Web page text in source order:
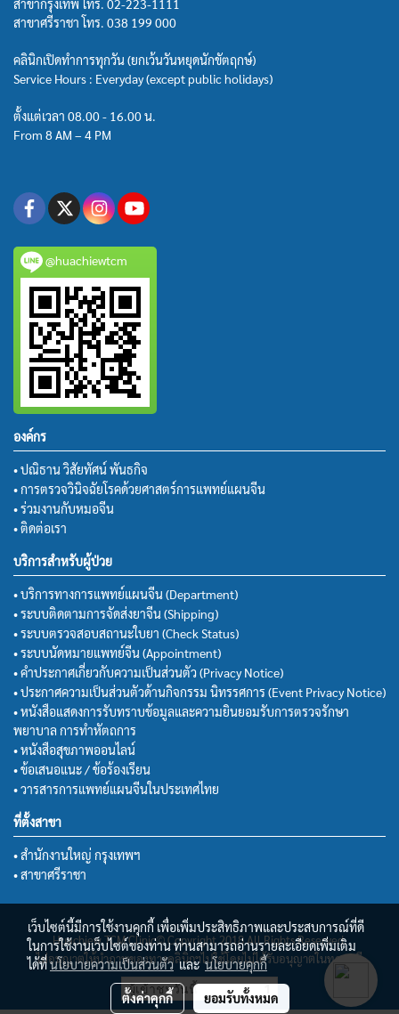
สาขากรุงเทพ โทร. 02-223-1111
สาขาศรีราชา โทร. 038 199 000
คลินิกเปิดทำการทุกวัน (ยกเว้นวันหยุดนักขัตฤกษ์)
Service Hours : Everyday (except public holidays)
ตั้งแต่เวลา 08.00 - 16.00 น.
From 8 AM – 4 PM
@huachiewtcm
องค์กร
• ปณิธาน วิสัยทัศน์ พันธกิจ
• การตรวจวินิจฉัยโรคด้วยศาสตร์การแพทย์แผนจีน
• ร่วมงานกับหมอจีน
• ติดต่อเรา
บริการสำหรับผู้ป่วย
• บริการทางการแพทย์แผนจีน (Department)
• ระบบติดตามการจัดส่งยาจีน (Shipping)
• ระบบตรวจสอบสถานะใบยา (Check Status)
• ระบบนัดหมายแพทย์จีน (Appointment)
• คำประกาศเกี่ยวกับความเป็นส่วนตัว (Privacy Notice)
• ประกาศความเป็นส่วนตัวด้านกิจกรรม นิทรรศการ (Event Privacy Notice)
• หนังสือแสดงการรับทราบข้อมูลและความยินยอมรับการตรวจรักษา
พยาบาล การทำหัตถการ
• หนังสือสุขภาพออนไลน์
• ข้อเสนอแนะ / ข้อร้องเรียน
• วารสารการแพทย์แผนจีนในประเทศไทย
ที่ตั้งสาขา
• สำนักงานใหญ่ กรุงเทพฯ
• สาขาศรีราชา
Huachiew TCM Clinic© Copyright 2018 All Rights Reserved.
ไม่อนุญาตให้นำภาพของทางคลินิกฯไปใช้โดยไม่ได้รับอนุญาตในทุกกรณี
ผู้เข้าชมวันนี้ 1
เว็บไซต์นี้มีการใช้งานคุกกี้ เพื่อเพิ่มประสิทธิภาพและประสบการณ์ที่ดี
ในการใช้งานเว็บไซต์ของท่าน ท่านสามารถอ่านรายละเอียดเพิ่มเติม
ได้ที่นโยบายความเป็นส่วนตัวและนโยบายคุกกี้
ตั้งค่าคุกกี้ ยอมรับทั้งหมด